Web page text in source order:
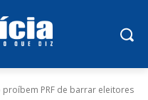
proíbem PRF de barrar eleitores